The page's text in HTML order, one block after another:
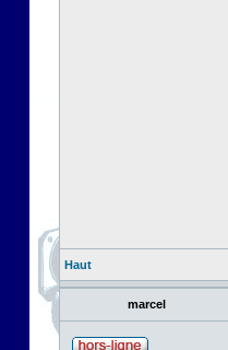
Haut
marcel